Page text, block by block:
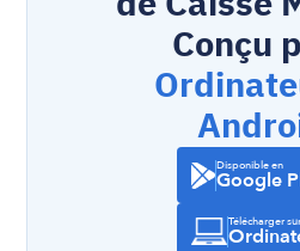
Disponible en
Google
Télécharger sur